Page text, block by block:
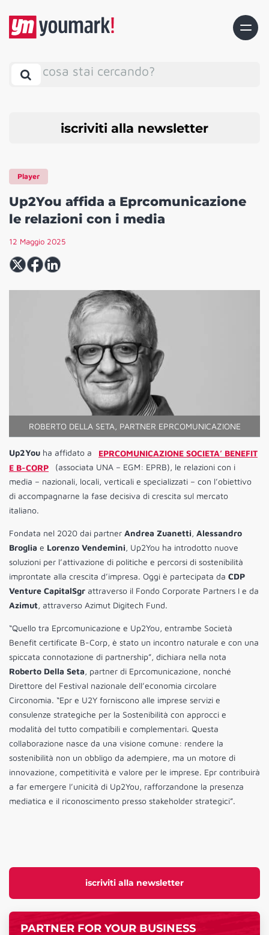
cosa stai cercando?
iscriviti alla newsletter
iscriviti alla newsletter
PARTNER FOR YOUR BUSINESS
Player
Up2You affida a Eprcomunicazione
le relazioni con i media
12 Maggio 2025
ROBERTO DELLA SETA, PARTNER EPRCOMUNICAZIONE
Up2You ha affidato a
EPRCOMUNICAZIONE SOCIETA’ BENEFIT
E B-CORP
(associata UNA – EGM: EPRB), le relazioni con i
media – nazionali, locali, verticali e specializzati – con l’obiettivo
di accompagnarne la fase decisiva di crescita sul mercato
italiano.
Fondata nel 2020 dai partner Andrea Zuanetti, Alessandro
Broglia e Lorenzo Vendemini, Up2You ha introdotto nuove
soluzioni per l’attivazione di politiche e percorsi di sostenibilità
improntate alla crescita d’impresa. Oggi è partecipata da CDP
Venture CapitalSgr attraverso il Fondo Corporate Partners I e da
Azimut, attraverso Azimut Digitech Fund.
“Quello tra Eprcomunicazione e Up2You, entrambe Società
Benefit certificate B-Corp, è stato un incontro naturale e con una
spiccata connotazione di partnership”, dichiara nella nota
Roberto Della Seta, partner di Eprcomunicazione, nonché
Direttore del Festival nazionale dell’economia circolare
Circonomia. “Epr e U2Y forniscono alle imprese servizi e
consulenze strategiche per la Sostenibilità con approcci e
modalità del tutto compatibili e complementari. Questa
collaborazione nasce da una visione comune: rendere la
sostenibilità non un obbligo da adempiere, ma un motore di
innovazione, competitività e valore per le imprese. Epr contribuirà
a far emergere l’unicità di Up2You, rafforzandone la presenza
mediatica e il riconoscimento presso stakeholder strategici”.